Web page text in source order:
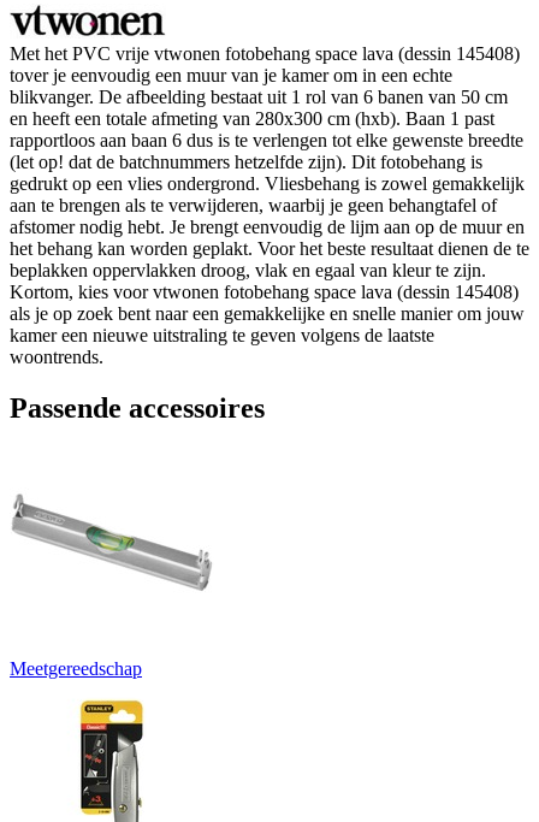
Met het PVC vrije vtwonen fotobehang space lava (dessin 145408)
tover je eenvoudig een muur van je kamer om in een echte
blikvanger. De afbeelding bestaat uit 1 rol van 6 banen van 50 cm
en heeft een totale afmeting van 280x300 cm (hxb). Baan 1 past
rapportloos aan baan 6 dus is te verlengen tot elke gewenste breedte
(let op! dat de batchnummers hetzelfde zijn). Dit fotobehang is
gedrukt op een vlies ondergrond. Vliesbehang is zowel gemakkelijk
aan te brengen als te verwijderen, waarbij je geen behangtafel of
afstomer nodig hebt. Je brengt eenvoudig de lijm aan op de muur en
het behang kan worden geplakt. Voor het beste resultaat dienen de te
beplakken oppervlakken droog, vlak en egaal van kleur te zijn.
Kortom, kies voor vtwonen fotobehang space lava (dessin 145408)
als je op zoek bent naar een gemakkelijke en snelle manier om jouw
kamer een nieuwe uitstraling te geven volgens de laatste
woontrends.
Passende accessoires
Meetgereedschap